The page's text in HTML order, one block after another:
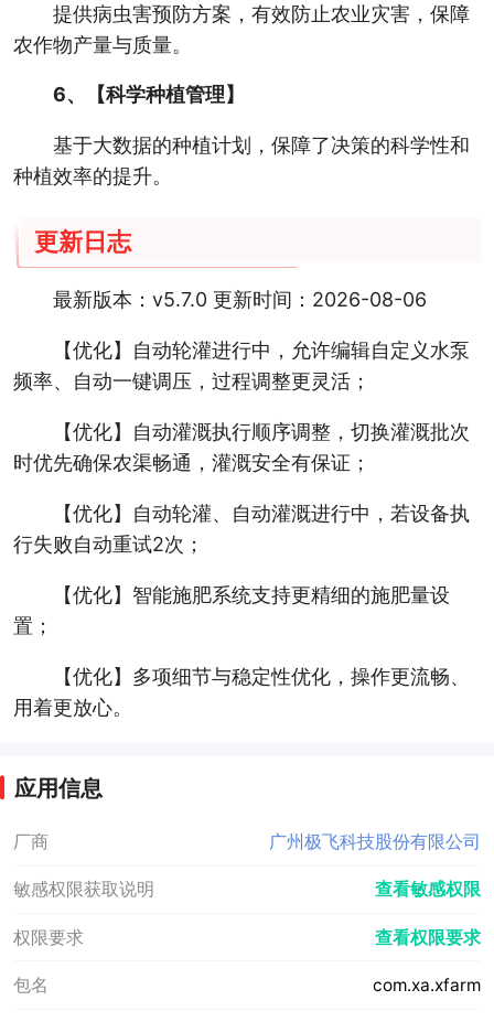
提供病虫害预防方案，有效防止农业灾害，保障
农作物产量与质量。
6、【科学种植管理】
基于大数据的种植计划，保障了决策的科学性和
种植效率的提升。
更新日志
最新版本：v5.7.0 更新时间：2026-08-06
【优化】自动轮灌进行中，允许编辑自定义水泵
频率、自动一键调压，过程调整更灵活；
【优化】自动灌溉执行顺序调整，切换灌溉批次
时优先确保农渠畅通，灌溉安全有保证；
【优化】自动轮灌、自动灌溉进行中，若设备执
行失败自动重试2次；
【优化】智能施肥系统支持更精细的施肥量设
置；
【优化】多项细节与稳定性优化，操作更流畅、
用着更放心。
应用信息
厂商 广州极飞科技股份有限公司
敏感权限获取说明 查看敏感权限
权限要求 查看权限要求
包名 com.xa.xfarm